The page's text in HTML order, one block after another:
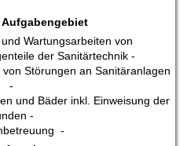
Wartungsarbeiten von
der Sanitärtechnik -
Störungen an Sanitäranlagen
-
und Bäder inkl. Einweisung der
-
-